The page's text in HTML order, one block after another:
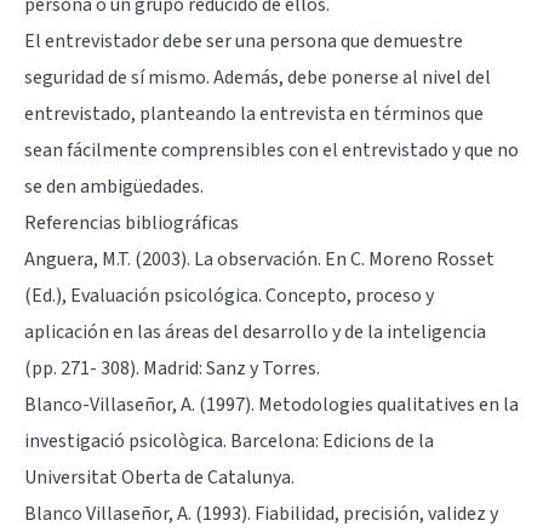
El entrevistador debe ser una persona que demuestre
seguridad de sí mismo. Además, debe ponerse al nivel del
entrevistado, planteando la entrevista en términos que
sean fácilmente comprensibles con el entrevistado y que no
se den ambigüedades.
Referencias bibliográficas
Anguera, M.T. (2003). La observación. En C. Moreno Rosset
(Ed.), Evaluación psicológica. Concepto, proceso y
aplicación en las áreas del desarrollo y de la inteligencia
(pp. 271- 308). Madrid: Sanz y Torres.
Blanco-Villaseñor, A. (1997). Metodologies qualitatives en la
investigació psicològica. Barcelona: Edicions de la
Universitat Oberta de Catalunya.
Blanco Villaseñor, A. (1993). Fiabilidad, precisión, validez y